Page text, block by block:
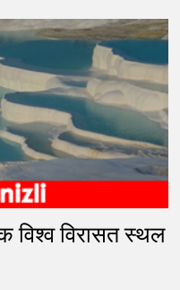
विश्व विरासत स्थल